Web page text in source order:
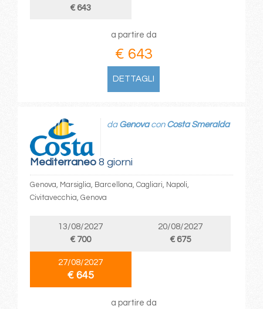
€ 643
a partire da
€ 643
DETTAGLI
Mediterraneo8 giorni
da Genovacon Costa Smeralda
Genova, Marsiglia, Barcellona, Cagliari, Napoli,
Civitavecchia, Genova
13/08/2027
€ 700
20/08/2027
€ 675
27/08/2027
€ 645
a partire da